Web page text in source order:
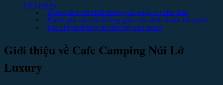
Lở Luxury
Quan tâm tới chất lượng và phục vụ chu đáo
Đánh giá cao về không gian và cảnh quan tại quán
Địa chỉ và thông tin liên hệ của quán
Giới thiệu về Cafe Camping Núi Lở
Luxury